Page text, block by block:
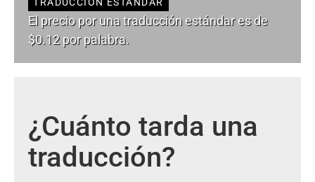
El precio por una traducción estándar es de
$0.12 por palabra.
¿Cuánto tarda una
traducción?